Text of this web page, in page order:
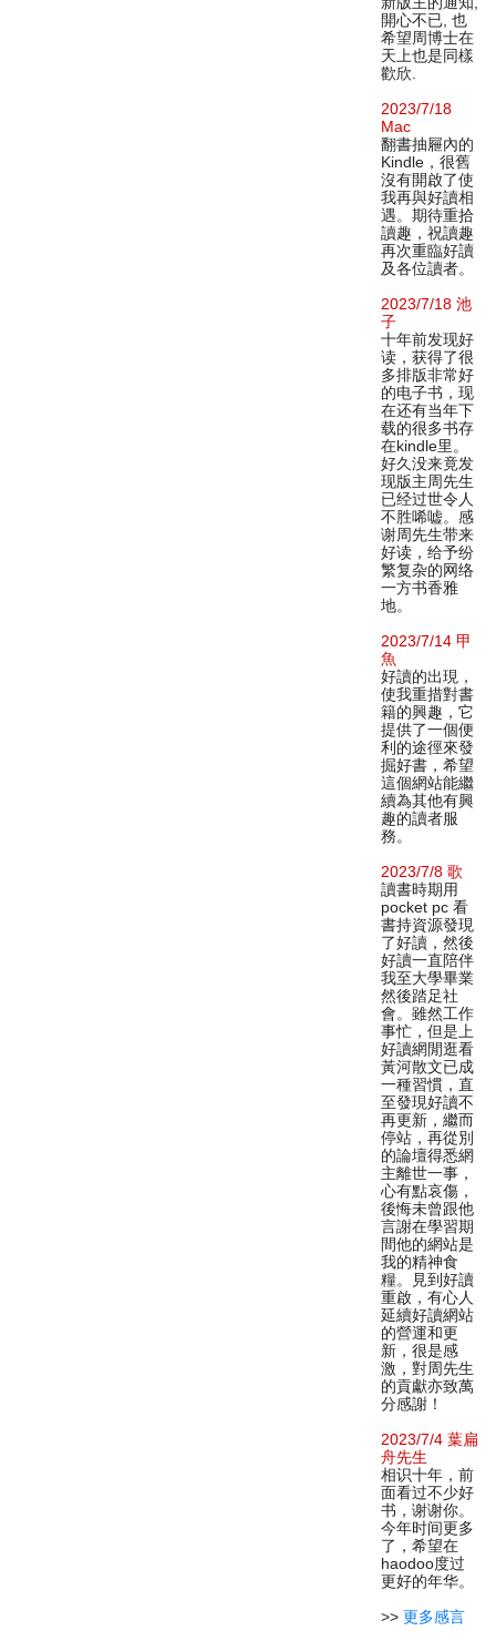
開心不已, 也
希望周博士在
天上也是同樣
歡欣.
2023/7/18
Mac
翻書抽屜內的
Kindle，很舊
沒有開啟了使
我再與好讀相
遇。期待重拾
讀趣，祝讀趣
再次重臨好讀
及各位讀者。
2023/7/18 池
子
十年前发现好
读，获得了很
多排版非常好
的电子书，现
在还有当年下
载的很多书存
在kindle里。
好久没来竟发
现版主周先生
已经过世令人
不胜唏嘘。感
谢周先生带来
好读，给予纷
繁复杂的网络
一方书香雅
地。
2023/7/14 甲
魚
好讀的出現，
使我重措對書
籍的興趣，它
提供了一個便
利的途徑來發
掘好書，希望
這個網站能繼
續為其他有興
趣的讀者服
務。
2023/7/8 歌
讀書時期用
pocket pc 看
書持資源發現
了好讀，然後
好讀一直陪伴
我至大學畢業
然後踏足社
會。雖然工作
事忙，但是上
好讀網閒逛看
黃河散文已成
一種習慣，直
至發現好讀不
再更新，繼而
停站，再從別
的論壇得悉網
主離世一事，
心有點哀傷，
後悔未曾跟他
言謝在學習期
間他的網站是
我的精神食
糧。見到好讀
重啟，有心人
延續好讀網站
的營運和更
新，很是感
激，對周先生
的貢獻亦致萬
分感謝！
2023/7/4 葉扁
舟先生
相识十年，前
面看过不少好
书，谢谢你。
今年时间更多
了，希望在
haodoo度过
更好的年华。
>> 更多感言